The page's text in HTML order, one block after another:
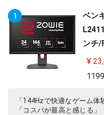
1
ベン
ンチ
小さ
高さ
¥
「144Hzで快適なゲーム体
「コスパが最高と感じる